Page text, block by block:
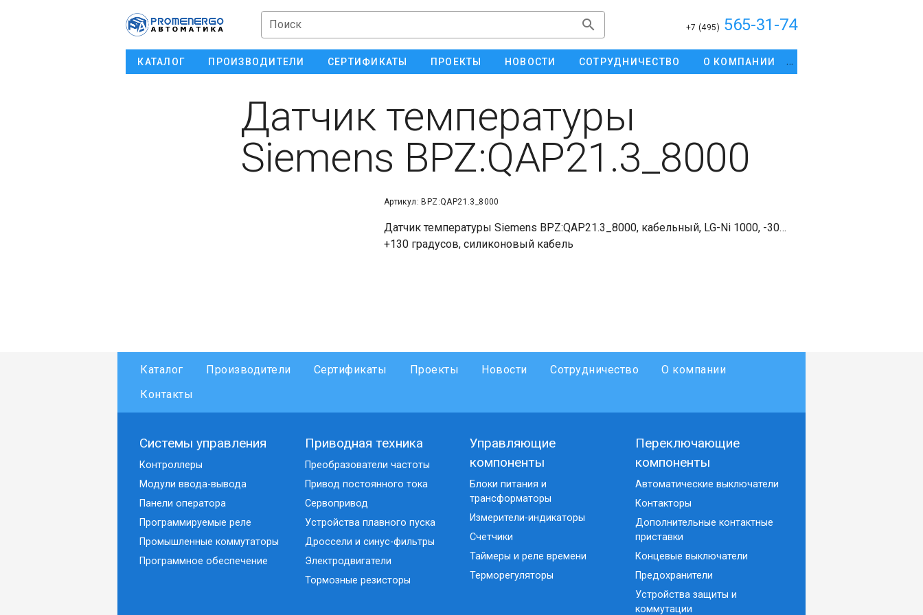
Поиск +7 (495) 565-31-74
КАТАЛОГ ПРОИЗВОДИТЕЛИ СЕРТИФИКАТЫ ПРОЕКТЫ НОВОСТИ СОТРУДНИЧЕСТВО О КОМПАНИИ
Датчик температуры
Siemens BPZ:QAP21.3_8000
Артикул: BPZ:QAP21.3_8000
Датчик температуры Siemens BPZ:QAP21.3_8000, кабельный, LG-Ni 1000, -30…
+130 градусов, силиконовый кабель
Каталог Производители Сертификаты Проекты Новости Сотрудничество
О компании
Контакты
Системы управления
Контроллеры
Модули ввода-вывода
Панели оператора
Программируемые реле
Промышленные коммутаторы
Программное обеспечение
Приводная техника
Преобразователи частоты
Привод постоянного тока
Сервопривод
Устройства плавного пуска
Дроссели и синус-фильтры
Электродвигатели
Тормозные резисторы
Управляющие
компоненты
Блоки питания и
трансформаторы
Измерители-индикаторы
Счетчики
Таймеры и реле времени
Терморегуляторы
Переключающие
компоненты
Автоматические выключатели
Контакторы
Дополнительные контактные
приставки
Концевые выключатели
Предохранители
Устройства защиты и
коммутации